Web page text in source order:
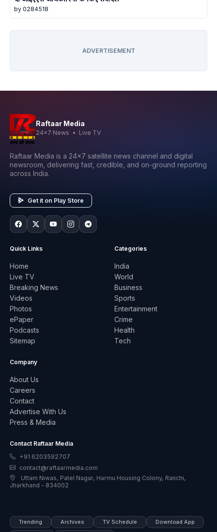
by 0284518
ADVERTISEMENT
Raftaar Media
24x7 News • Live TV
Raftaar Media is a 24x7 satellite news channel and digital
newsroom, delivering fast, credible, and on-ground reporting
across India.
Get it on Play Store
Quick Links
Home
Live TV
Breaking News
Videos
Photos
ePaper
Podcasts
Sitemap
Categories
India
World
Business
Sports
Entertainment
Crime
Health
Tech
Company
About Us
Careers
Contact
Advertise With Us
Press & Media
Contact Raftaar Media
+91 6203592707
contact@raftaarmedia.com
Uttam Niwas, Patel Nagar, Harmu Housing Colony, Ranchi,
Jharkhand - 834002
Trending Archives TV Schedule Download App